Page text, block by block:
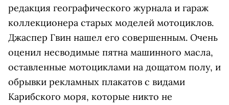
редакция географического журнала и гараж
коллекционера старых моделей мотоциклов.
Джаспер Гвин нашел его совершенным. Очень
оценил несводимые пятна машинного масла,
оставленные мотоциклами на дощатом полу, и
обрывки рекламных плакатов с видами
Карибского моря, которые никто не